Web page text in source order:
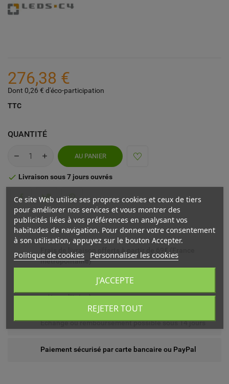
276,38 €
Dont 0,26 € d'éco-participation
TTC
QUANTITÉ
AU PANIER
 Livraison sous 7 jours ouvrés
Frais de livraison offerts à partir de 69€ (France
métropolitaine)
Livré chez vous ou en point relais (France
métropolitaine)
Echange ou remboursement possible sous 14 jours
Paiement sécurisé par carte bancaire ou PayPal
Ce site Web utilise ses propres cookies et ceux de tiers
pour améliorer nos services et vous montrer des
publicités liées à vos préférences en analysant vos
habitudes de navigation. Pour donner votre consentement
à son utilisation, appuyez sur le bouton Accepter.
Politique de cookies Personnaliser les cookies
REJETER TOUT
J'ACCEPTE